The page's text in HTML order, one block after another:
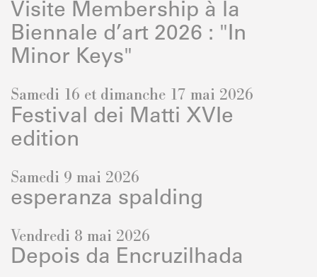
Visite Membership à la
Biennale d’art 2026 : "In
Minor Keys"
Samedi 16 et dimanche 17 mai 2026
Festival dei Matti XVIe
edition
Samedi 9 mai 2026
esperanza spalding
Vendredi 8 mai 2026
Depois da Encruzilhada